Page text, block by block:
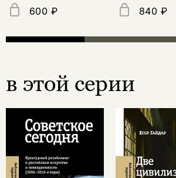
600 ₽ 840 ₽
в этой серии